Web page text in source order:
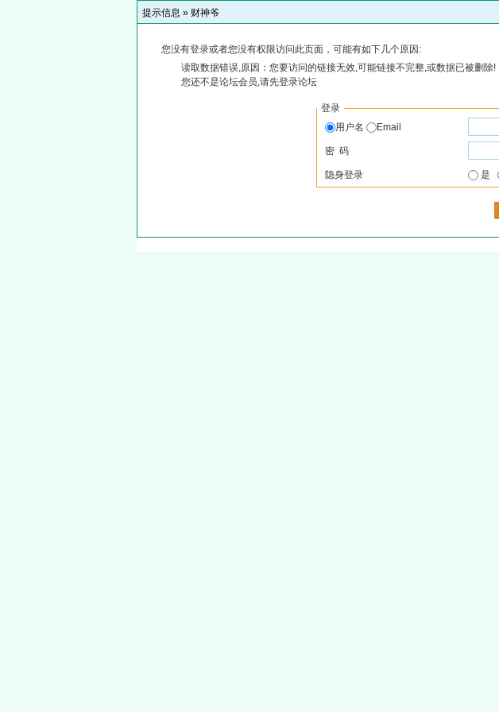
提示信息 » 财神爷
您没有登录或者您没有权限访问此页面，可能有如下几个原因:
读取数据错误,原因：您要访问的链接无效,可能链接不完整,或数据已被删除!
您还不是论坛会员,请先登录论坛
登录
用户名
Email
密 码
隐身登录 是